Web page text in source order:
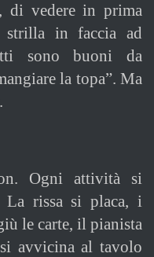
di vedere in prima
strilla in faccia ad
sono buoni da
la topa”. Ma
Ogni attività si
La rissa si placa, i
le carte, il pianista
avvicina al tavolo